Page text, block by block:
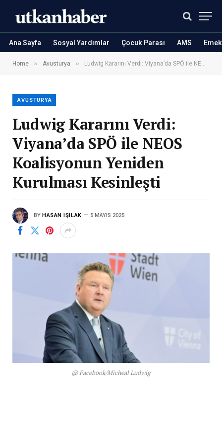
Ana Sayfa Sosyal Yardımlar Çocuk Parası AMS
Home » Avusturya » Ludwig Kararını Verdi: Viyana’da SPÖ ile NEOS Koalisyonun Yeniden Kurulması Kesinleşti
AVUSTURYA
Ludwig Kararını Verdi:
Viyana’da SPÖ ile NEOS
Koalisyonun Yeniden
Kurulması Kesinleşti
BY HASAN IŞILAK 5 MAYIS 2025
@ Facebook/Micheal Ludwig